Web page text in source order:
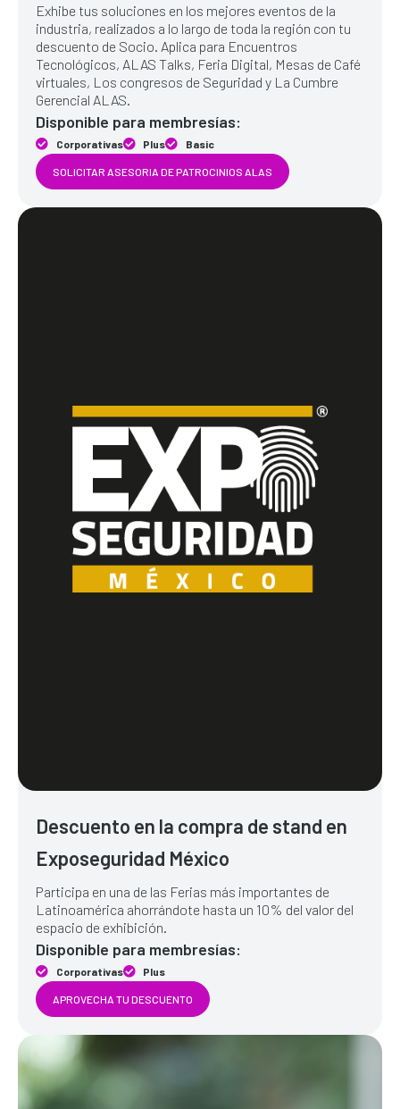
Exhibe tus soluciones en los mejores eventos de la
industria, realizados a lo largo de toda la región con tu
descuento de Socio. Aplica para Encuentros
Tecnológicos, ALAS Talks, Feria Digital, Mesas de Café
virtuales, Los congresos de Seguridad y La Cumbre
Gerencial ALAS.
Disponible para membresías:
Corporativas Plus Basic
SOLICITAR ASESORIA DE PATROCINIOS ALAS
Descuento en la compra de stand en
Exposeguridad México
Participa en una de las Ferias más importantes de
Latinoamérica ahorrándote hasta un 10% del valor del
espacio de exhibición.
Disponible para membresías:
Corporativas Plus
APROVECHA TU DESCUENTO